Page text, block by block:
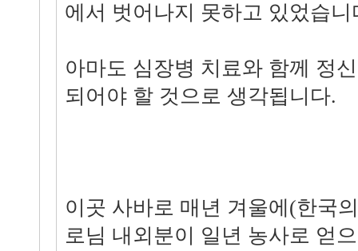
에서 벗어나지 못하고 있었습니
아마도 심장병 치료와 함께 정
되어야 할 것으로 생각됩니다.
이곳 사바로 매년 겨울에(한국
로님 내외분이 일년 농사로 얻